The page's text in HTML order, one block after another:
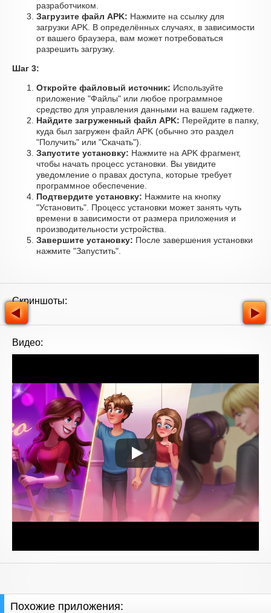
разработчиком.
Загрузите файл APK: Нажмите на ссылку для
загрузки APK. В определённых случаях, в зависимости
от вашего браузера, вам может потребоваться
разрешить загрузку.
Шаг 3:
Откройте файловый источник: Используйте
приложение "Файлы" или любое программное
средство для управления данными на вашем гаджете.
Найдите загруженный файл APK: Перейдите в папку,
куда был загружен файл APK (обычно это раздел
"Получить" или "Скачать").
Запустите установку: Нажмите на APK фрагмент,
чтобы начать процесс установки. Вы увидите
уведомление о правах доступа, которые требует
программное обеспечение.
Подтвердите установку: Нажмите на кнопку
"Установить". Процесс установки может занять чуть
времени в зависимости от размера приложения и
производительности устройства.
Завершите установку: После завершения установки
нажмите "Запустить".
Скриншоты:
Видео:
Похожие приложения: